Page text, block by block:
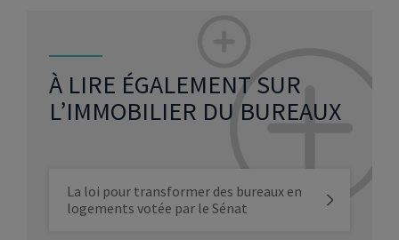
À LIRE ÉGALEMENT SUR
L’IMMOBILIER DU BUREAUX
La loi pour transformer des bureaux en
logements votée par le Sénat